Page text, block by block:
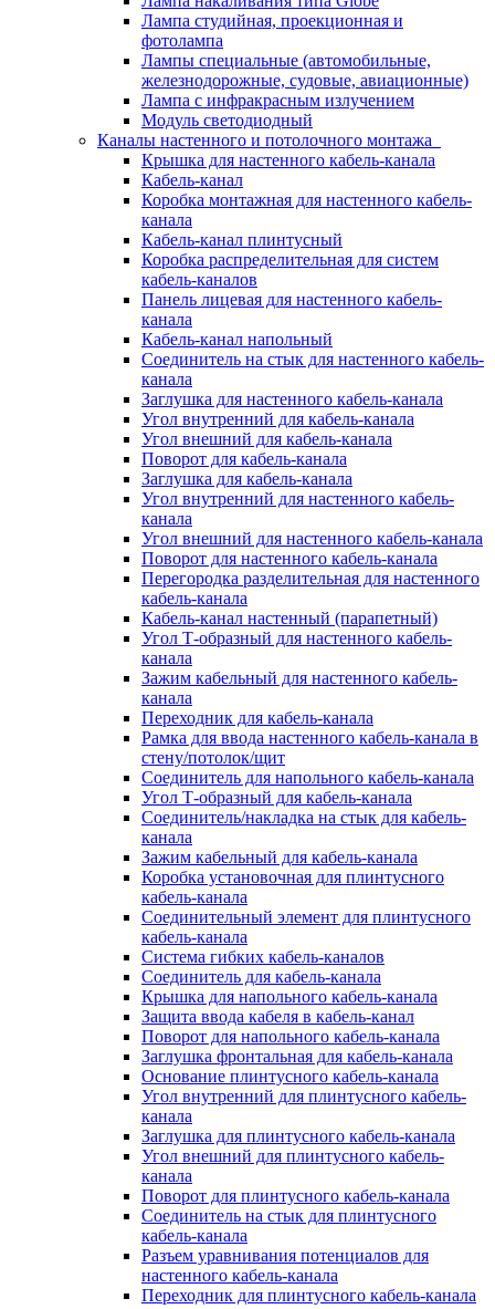
Лампа студийная, проекционная и
фотолампа
Лампы специальные (автомобильные,
железнодорожные, судовые, авиационные)
Лампа с инфракрасным излучением
Модуль светодиодный
Каналы настенного и потолочного монтажа
Крышка для настенного кабель-канала
Кабель-канал
Коробка монтажная для настенного кабель-
канала
Кабель-канал плинтусный
Коробка распределительная для систем
кабель-каналов
Панель лицевая для настенного кабель-
канала
Кабель-канал напольный
Соединитель на стык для настенного кабель-
канала
Заглушка для настенного кабель-канала
Угол внутренний для кабель-канала
Угол внешний для кабель-канала
Поворот для кабель-канала
Заглушка для кабель-канала
Угол внутренний для настенного кабель-
канала
Угол внешний для настенного кабель-канала
Поворот для настенного кабель-канала
Перегородка разделительная для настенного
кабель-канала
Кабель-канал настенный (парапетный)
Угол Т-образный для настенного кабель-
канала
Зажим кабельный для настенного кабель-
канала
Переходник для кабель-канала
Рамка для ввода настенного кабель-канала в
стену/потолок/щит
Соединитель для напольного кабель-канала
Угол Т-образный для кабель-канала
Соединитель/накладка на стык для кабель-
канала
Зажим кабельный для кабель-канала
Коробка установочная для плинтусного
кабель-канала
Соединительный элемент для плинтусного
кабель-канала
Система гибких кабель-каналов
Соединитель для кабель-канала
Крышка для напольного кабель-канала
Защита ввода кабеля в кабель-канал
Поворот для напольного кабель-канала
Заглушка фронтальная для кабель-канала
Основание плинтусного кабель-канала
Угол внутренний для плинтусного кабель-
канала
Заглушка для плинтусного кабель-канала
Угол внешний для плинтусного кабель-
канала
Поворот для плинтусного кабель-канала
Соединитель на стык для плинтусного
кабель-канала
Разъем уравнивания потенциалов для
настенного кабель-канала
Переходник для плинтусного кабель-канала